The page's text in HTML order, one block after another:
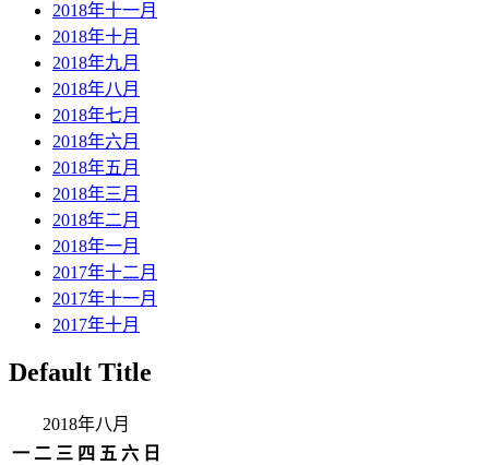
2018年十一月
2018年十月
2018年九月
2018年八月
2018年七月
2018年六月
2018年五月
2018年三月
2018年二月
2018年一月
2017年十二月
2017年十一月
2017年十月
Default Title
2018年八月
一 二 三 四 五 六 日